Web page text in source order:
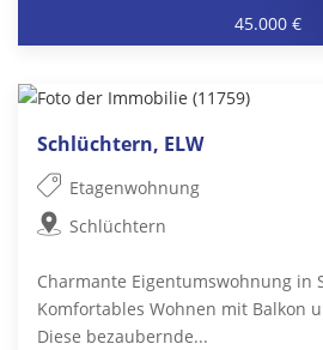
45.000 €
Schlüchtern, ELW
Etagenwohnung
Schlüchtern
Charmante Eigentumswohnung in
Komfortables Wohnen mit Balkon
Diese bezaubernde...